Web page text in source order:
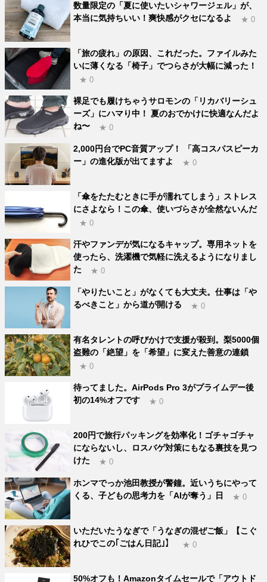
数量限定の「夏に使いたいシャワージェル」が、
本当に気持ちいい！爽快感がクセになるよ
★ 0
「旅の疲れ」の原因、これだった。ファイルみた
いに薄くなる「椅子」でつらさが大幅に減った！
★ 0
裸足でも履けちゃうサロモンの「リカバリーシュ
ーズ」にハマり中！ 夏のおでかけに快適なんだよ
ね〜
★ 0
2,000円台でPC音質アップ！ 「高コスパスピーカ
ー」の進化版が出てますよ
★ 0
「傘をたたむときに手が濡れてしまう」ストレス
にさよなら！この傘、使いづらさが全然ないんだ
★ 0
汗やファンデが気になるキャップ。専用ネットを
使ったら、洗濯機で気軽に洗えるようになりまし
た
★ 0
「やりたいこと」がなくても大丈夫。仕事は「や
るべきこと」から道が開ける
★ 0
有名タレントの呼びかけで支援が殺到。梨5000個
盗難の「絶望」を「希望」に変えた善意の連鎖
★ 0
待ってました。AirPods Pro 3がプライムデー後
初の14%オフです
★ 0
200円で旅行パッキングを効率化！ゴチャゴチャ
にならないし、ロスバゲ対策にもなる裏技を見つ
けた
★ 0
ホンマでっか池田教授が警鐘。近いうちにやって
くる、子どもの思考力を「AIが奪う」日
★ 0
いただいたうなぎで「うなぎの混ぜご飯」【こぐ
れひでこの｢ごはん日記｣】
★ 0
50%オフも！Amazonタイムセールで「アウトド